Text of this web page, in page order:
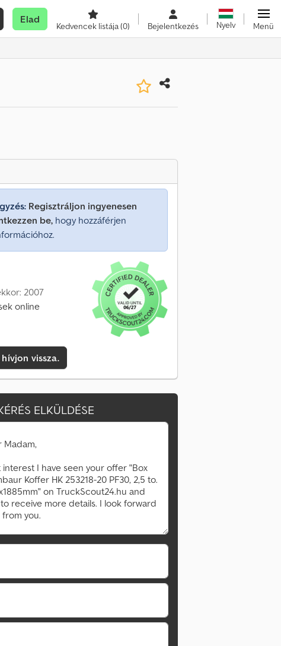
Elad
Kedvencek listája(0) Bejelentkezés Nyelv Menü
Regisztráljon ingyenesen
be, hogy hozzáférjen
2007
online
hívjon vissza.
ELKÜLDÉSE